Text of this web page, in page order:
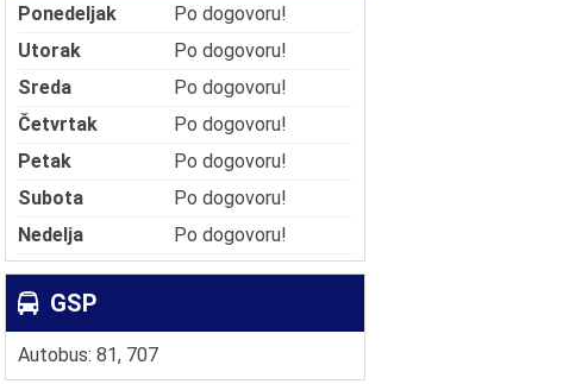
Ponedeljak
Po dogovoru!
Utorak
Po dogovoru!
Sreda
Po dogovoru!
Četvrtak
Po dogovoru!
Petak
Po dogovoru!
Subota
Po dogovoru!
Nedelja
Po dogovoru!
GSP
Autobus: 81, 707